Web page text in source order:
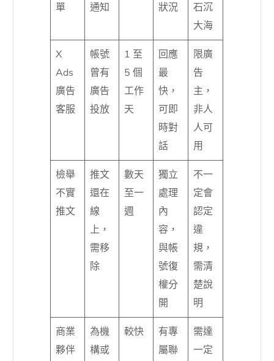
單
通知
狀況
石沉
大海
X
Ads
廣告
客服
帳號
曾有
廣告
投放
1 至
5 個
工作
天
回應
最
快，
可即
時對
話
限廣
告
主，
非人
人可
用
檢舉
不實
推文
推文
還在
線
上，
需移
除
數天
至一
週
獨立
處理
內
容，
與帳
號復
權分
開
不一
定會
認定
違
規，
需清
楚說
明
商業
夥伴
為機
構或
較快
有專
屬聯
需達
一定